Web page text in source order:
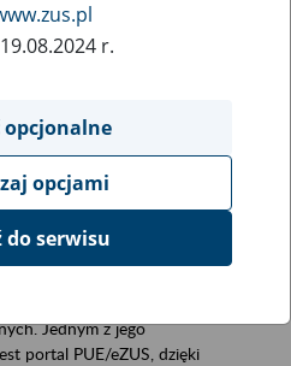
ZUS eZUS
Jednym z jego
portal PUE/eZUS, dzięki
r.
opcjonalne
opcjami
do serwisu